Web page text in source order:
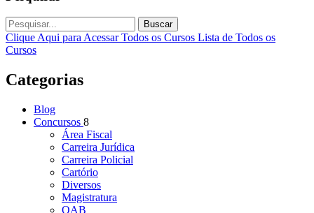
Buscar
Clique Aqui para Acessar Todos os Cursos Lista de Todos os
Cursos
Categorias
Blog
Concursos 8
Área Fiscal
Carreira Jurídica
Carreira Policial
Cartório
Diversos
Magistratura
OAB